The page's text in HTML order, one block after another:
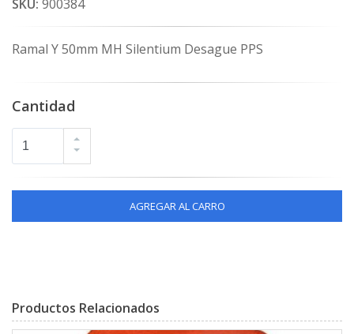
SKU: 900384
Ramal Y 50mm MH Silentium Desague PPS
Cantidad
AGREGAR AL CARRO
Productos Relacionados